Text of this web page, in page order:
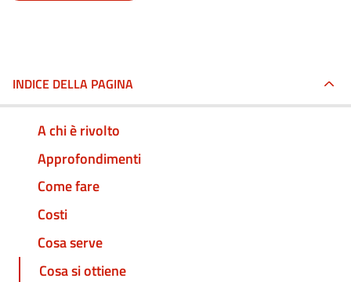
INDICE DELLA PAGINA
A chi è rivolto
Approfondimenti
Come fare
Costi
Cosa serve
Cosa si ottiene